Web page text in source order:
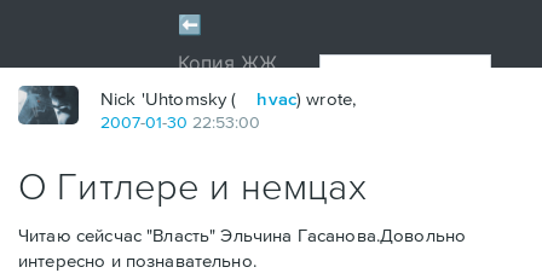
Nick 'Uhtomsky ( hvac) wrote,
2007-01-30 22:53:00
О Гитлере и немцах
Читаю сейсчас "Власть" Эльчина Гасанова.Довольно
интересно и познавательно.